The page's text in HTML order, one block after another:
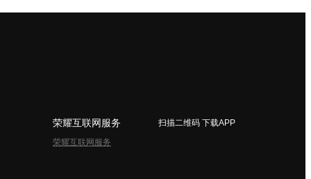
荣耀互联网服务
荣耀互联网服务
扫描二维码 下载APP